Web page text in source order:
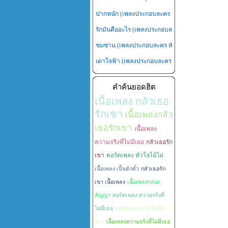
ปากหนัก (เพลงประกอบละคร กุหลาบไร้หนาม)
รักมันคืออะไร (เพลงประกอบละคร เจ้าสาวไร่ส้ม)
ซมซาน (เพลงประกอบละคร หัวใจพลอยโจร)
เดาใจฟ้า (เพลงประกอบละคร หัวใจพลอยโจร)
คำค้นยอดฮิต
เนื้อเพลง กลัวเธอ
รักเขา เนื้อเพลงกลัว
เธอรักเขา เนื้อเพลง
ความจริงที่ไม่มีเธอ กลัวเธอรัก
เขา คอร์ดเพลง หัวใจไม้ไผ่
เนื้อเพลง เปิ้นฮักตั๋ว กลัวเธอรัก
เขา เนื้อเพลง เนื้อเพลงกล่อง
สัญญา คอร์ดเพลง ความจริงที่
ไม่มีเธอ คอร์ดเพลง จากใจเด็ก
ช่าง เนื้อเพลงความจริงที่ไม่มีเธอ